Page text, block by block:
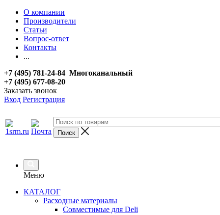
О компании
Производители
Статьи
Вопрос-ответ
Контакты
...
+7 (495) 781-24-84 Многоканальный
+7 (495) 677-08-20
Заказать звонок
Вход Регистрация
Меню
КАТАЛОГ
Расходные материалы
Совместимые для Deli